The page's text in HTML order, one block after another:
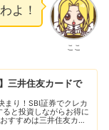
ここ
よ！
三井住友カードで
まり！SBI証券でクレカ
と投資しながらお得に
すすめは三井住友カー